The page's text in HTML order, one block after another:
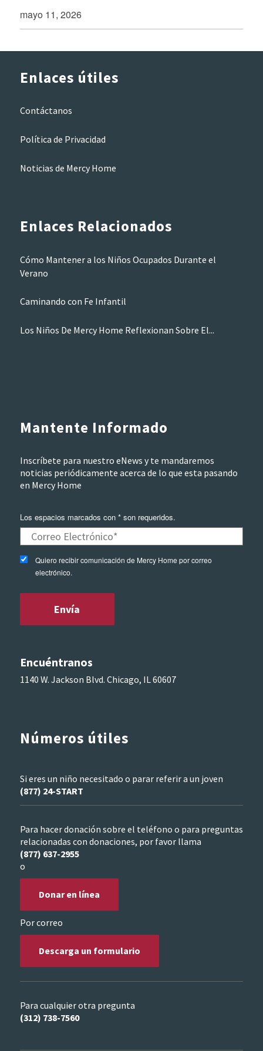
mayo 11, 2026
Enlaces útiles
Contáctanos
Política de Privacidad
Noticias de Mercy Home
Enlaces Relacionados
Cómo Mantener a los Niños Ocupados Durante el
Verano
Caminando con Fe Infantil
Los Niños De Mercy Home Reflexionan Sobre El...
Mantente Informado
Inscríbete para nuestro eNews y te mandaremos
noticias periódicamente acerca de lo que esta pasando
en Mercy Home
Los espacios marcados con * son requeridos.
Quiero recibir comunicación de Mercy Home por correo
electrónico.
Encuéntranos
1140 W. Jackson Blvd. Chicago, IL 60607
Números útiles
Si eres un niño necesitado o parar referir a un joven
(877) 24-START
Para hacer donación sobre el teléfono o para preguntas
relacionadas con donaciones, por favor llama
(877) 637-2955
o
Donar en línea
Por correo
Descarga un formulario
Para cualquier otra pregunta
(312) 738-7560